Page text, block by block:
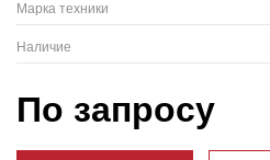
Марка техники
Наличие
По запросу